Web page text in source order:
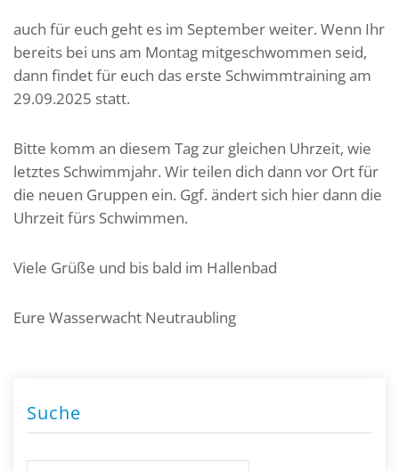
auch für euch geht es im September weiter. Wenn Ihr
bereits bei uns am Montag mitgeschwommen seid,
dann findet für euch das erste Schwimmtraining am
29.09.2025 statt.
Bitte komm an diesem Tag zur gleichen Uhrzeit, wie
letztes Schwimmjahr. Wir teilen dich dann vor Ort für
die neuen Gruppen ein. Ggf. ändert sich hier dann die
Uhrzeit fürs Schwimmen.
Viele Grüße und bis bald im Hallenbad
Eure Wasserwacht Neutraubling
Suche